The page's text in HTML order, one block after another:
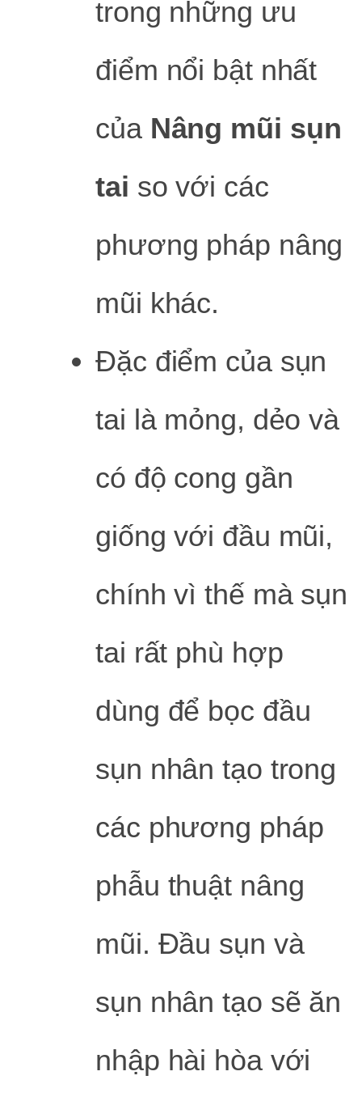
trong những ưu
điểm nổi bật nhất
của Nâng mũi sụn
tai so với các
phương pháp nâng
mũi khác.
Đặc điểm của sụn
tai là mỏng, dẻo và
có độ cong gần
giống với đầu mũi,
chính vì thế mà sụn
tai rất phù hợp
dùng để bọc đầu
sụn nhân tạo trong
các phương pháp
phẫu thuật nâng
mũi. Đầu sụn và
sụn nhân tạo sẽ ăn
nhập hài hòa với